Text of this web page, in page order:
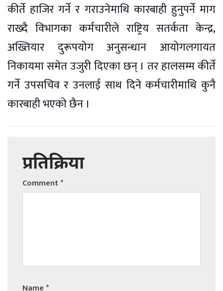
कीर्ते हाजिर गर्ने र गराउनेमाथि कारबाही हुनुपर्ने माग
राख्दै विभागका कर्मचारीले राष्ट्रिय सतर्कता केन्द्र,
अख्तियार दुरूपयोग अनुसन्धान आयोगलगायत
निकायमा समेत उजुरी दिएका छन् । तर हालसम्म कीर्ते
गर्ने उपसचिव र उनलाई साथ दिने कर्मचारीमाथि कुनै
कारबाही भएको छैन ।
प्रतिक्रिया
Comment*
Name*